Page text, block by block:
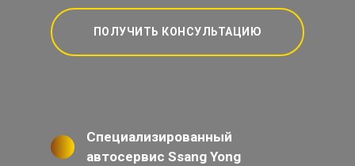
ПОЛУЧИТЬ КОНСУЛЬТАЦИЮ
Специализированный
автосервис Ssang Yong